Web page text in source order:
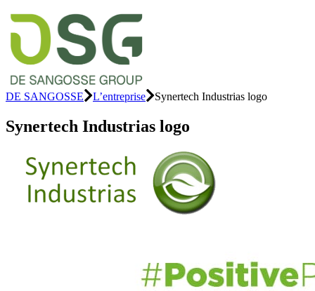
DE SANGOSSE L’entreprise Synertech Industrias logo
Synertech Industrias logo